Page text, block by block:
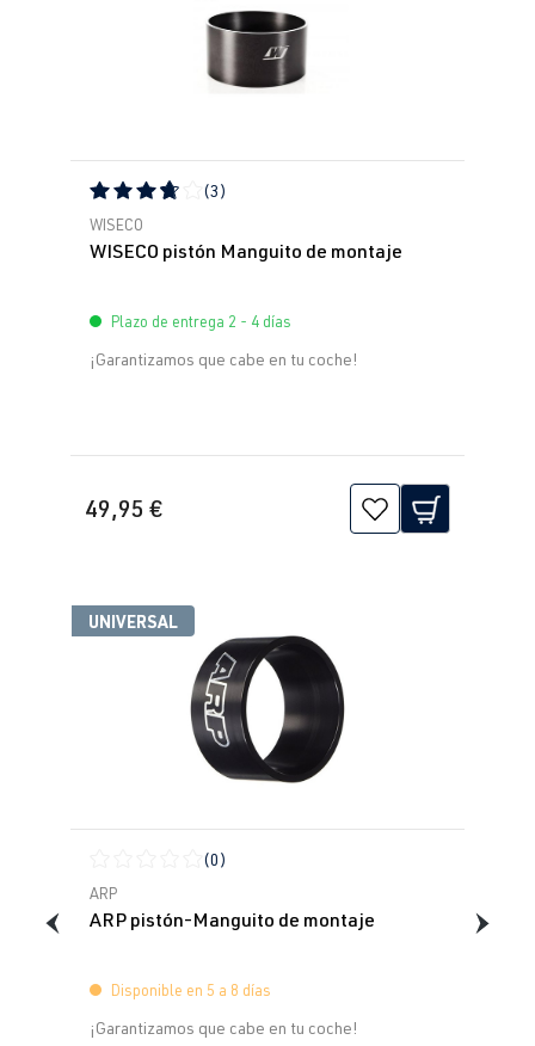
Calificación promedio de 3.67 de 5 estrellas
(3)
WISECO
WISECO pistón Manguito de montaje
Plazo de entrega 2 - 4 días
¡Garantizamos que cabe en tu coche!
49,95 €
UNIVERSAL
Calificación promedio de 0 de 5 estrellas
(0)
ARP
ARP pistón-Manguito de montaje
Disponible en 5 a 8 días
¡Garantizamos que cabe en tu coche!